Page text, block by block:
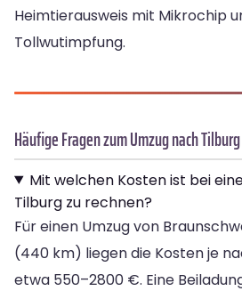
Heimtierausweis mit Mikrochip
Tollwutimpfung.
Häufige Fragen zum Umzug nach Tilburg
Mit welchen Kosten ist bei
Tilburg zu rechnen?
Für einen Umzug von
(440 km) liegen die Kosten je
etwa 550–2800 €. Eine